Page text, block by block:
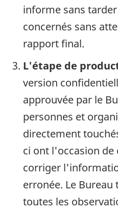
informe sans
concernés sans
rapport final.
L'étape de
version
approuvée par le
personnes et
directement
ci ont l'occasion de
corriger
erronée. Le
toutes les